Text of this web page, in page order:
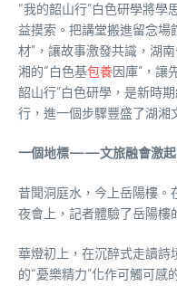
“我的韶山行”白色研學將學
益摸索。把講堂搬進留念場
材”，讓故事激發共識，湖
湘的“白色基包養因庫”，讓
韶山行”白色研學，是新時
行，進一個步驟豐盛了湖湘
一個地標——文旅融會激起
昔聞洞庭水，今上岳陽樓。
夜會上，記者體驗了岳陽樓
華燈初上，在沉醉式走讀詩
的“憂樂精力”化作可觸可感